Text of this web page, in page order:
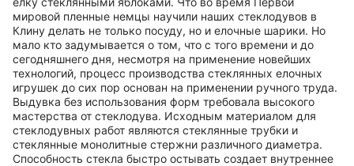
мировой пленные немцы научили наших стеклодувов в
Клину делать не только посуду, но и елочные шарики. Но
мало кто задумывается о том, что с того времени и до
сегодняшнего дня, несмотря на применение новейших
технологий, процесс производства стеклянных елочных
игрушек до сих пор основан на применении ручного труда.
Выдувка без использования форм требовала высокого
мастерства от стеклодува. Исходным материалом для
стеклодувных работ являются стеклянные трубки и
стеклянные монолитные стержни различного диаметра.
Способность стекла быстро остывать создает внутреннее